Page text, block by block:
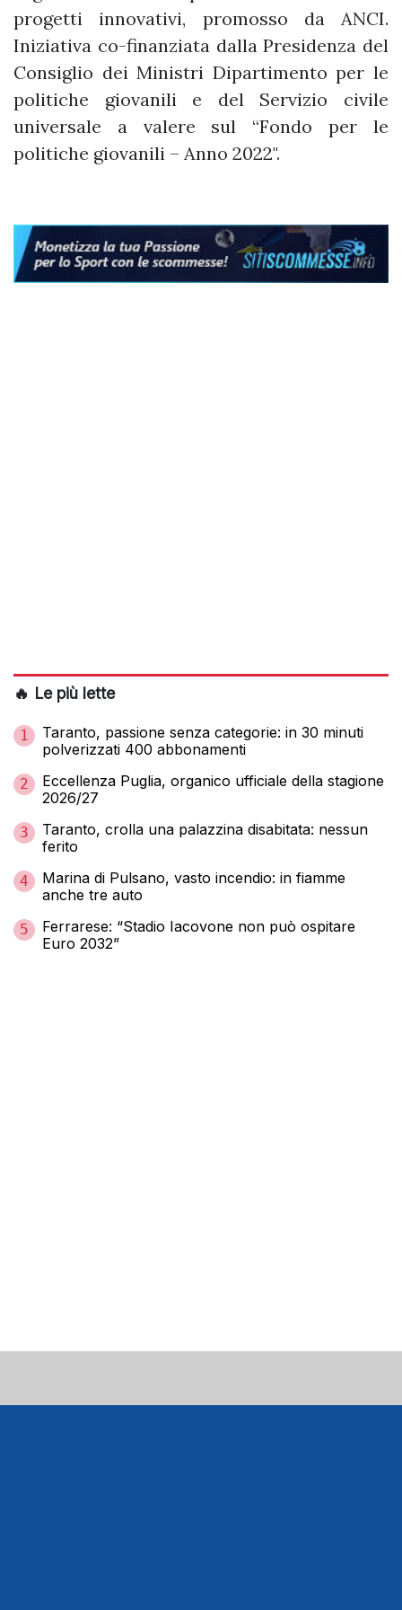
progetti innovativi, promosso da ANCI.
Iniziativa co-finanziata dalla Presidenza del
Consiglio dei Ministri Dipartimento per le
politiche giovanili e del Servizio civile
universale a valere sul “Fondo per le
politiche giovanili – Anno 2022".
🔥 Le più lette
1
Taranto, passione senza categorie: in 30 minuti
polverizzati 400 abbonamenti
2
Eccellenza Puglia, organico ufficiale della stagione
2026/27
3
Taranto, crolla una palazzina disabitata: nessun
ferito
4
Marina di Pulsano, vasto incendio: in fiamme
anche tre auto
5
Ferrarese: “Stadio Iacovone non può ospitare
Euro 2032”